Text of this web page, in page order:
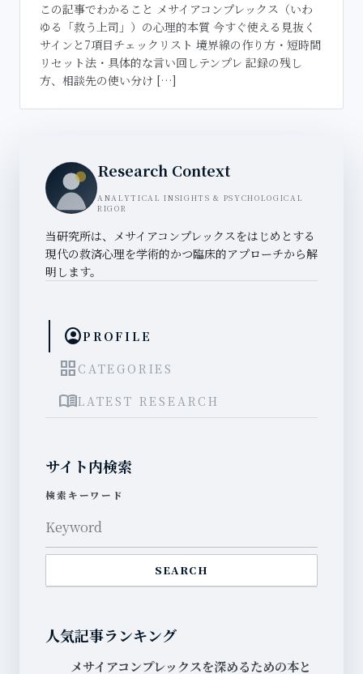
この記事でわかること メサイアコンプレックス（いわ
ゆる「救う上司」）の心理的本質 今すぐ使える見抜く
サインと7項目チェックリスト 境界線の作り方・短時間
リセット法・具体的な言い回しテンプレ 記録の残し
方、相談先の使い分け […]
Research Context
ANALYTICAL INSIGHTS & PSYCHOLOGICAL
RIGOR
当研究所は、メサイアコンプレックスをはじめとする
現代の救済心理を学術的かつ臨床的アプローチから解
明します。
account_circlePROFILE
grid_view CATEGORIES
menu_bookLATEST RESEARCH
サイト内検索
検索キーワード
SEARCH
人気記事ランキング
メサイアコンプレックスを深めるための本と